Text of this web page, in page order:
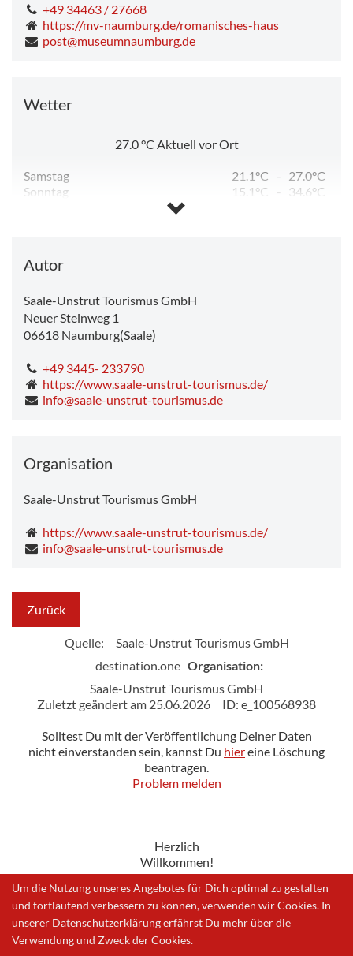
+49 34463 / 27668
https://mv-naumburg.de/romanisches-haus
post@museumnaumburg.de
Wetter
27.0°C Aktuell vor Ort
Samstag 21.1°C - 27.0°C
Sonntag
15.1°C -
34.6°C
Autor
Saale-Unstrut Tourismus GmbH
Neuer Steinweg 1
06618 Naumburg(Saale)
+49 3445- 233790
https://www.saale-unstrut-tourismus.de/
info@saale-unstrut-tourismus.de
Organisation
Saale-Unstrut Tourismus GmbH
https://www.saale-unstrut-tourismus.de/
info@saale-unstrut-tourismus.de
Zurück
Quelle:
Saale-Unstrut Tourismus GmbH
destination.one Organisation:
Saale-Unstrut Tourismus GmbH
Zuletzt geändert am 25.06.2026
ID: e_100568938
Solltest Du mit der Veröffentlichung Deiner Daten
nicht einverstanden sein, kannst Du hiereine Löschung
beantragen.
Problem melden
Herzlich
Willkommen!
Impressum|Datenschutzerklärung |Problem melden
Um die Nutzung unseres Angebotes für Dich optimal zu gestalten
und fortlaufend verbessern zu können, verwenden wir Cookies. In
unserer Datenschutzerklärungerfährst Du mehr über die
Verwendung und Zweck der Cookies.